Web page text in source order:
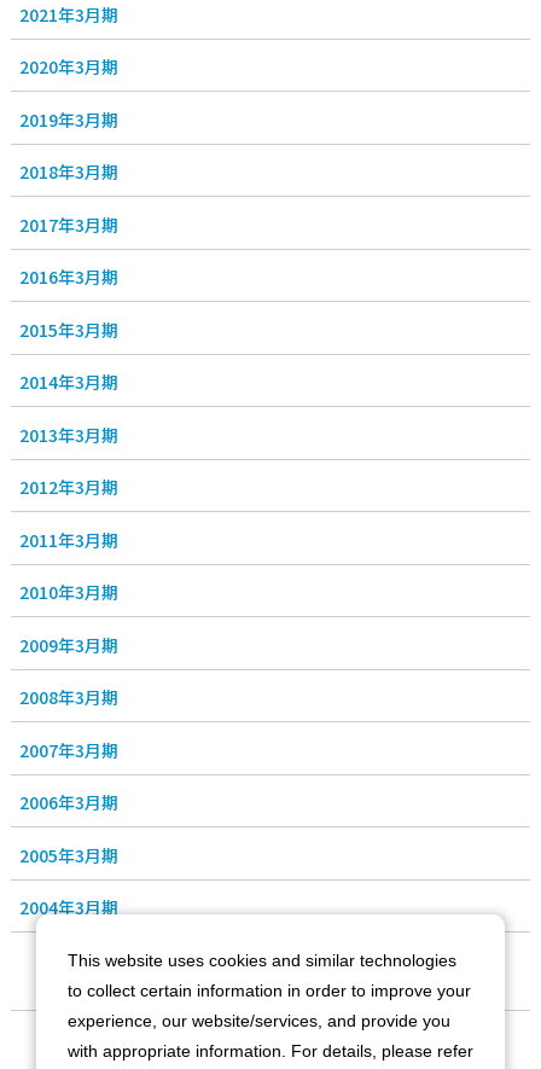
2021年3月期
2020年3月期
2019年3月期
2018年3月期
2017年3月期
2016年3月期
2015年3月期
2014年3月期
2013年3月期
2012年3月期
2011年3月期
2010年3月期
2009年3月期
2008年3月期
2007年3月期
2006年3月期
2005年3月期
2004年3月期
会社情報
This website uses cookies and similar technologies
to collect certain information in order to improve your
experience, our website/services, and provide you
with appropriate information. For details, please refer